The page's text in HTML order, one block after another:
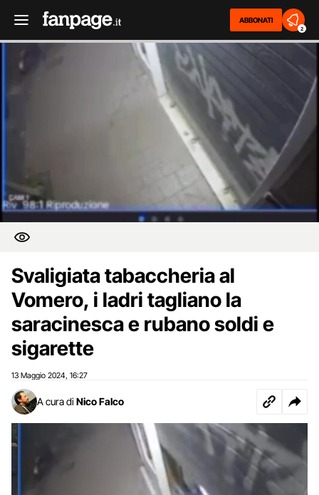
ABBONATI
2
Svaligiata tabaccheria al
Vomero, i ladri tagliano la
saracinesca e rubano soldi e
sigarette
13 Maggio 2024 16:27
A cura di Nico Falco